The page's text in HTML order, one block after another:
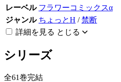
レーベル フラワーコミックスα
ジャンル ちょっとH /禁断
詳細を見る とじる
シリーズ
全61巻完結